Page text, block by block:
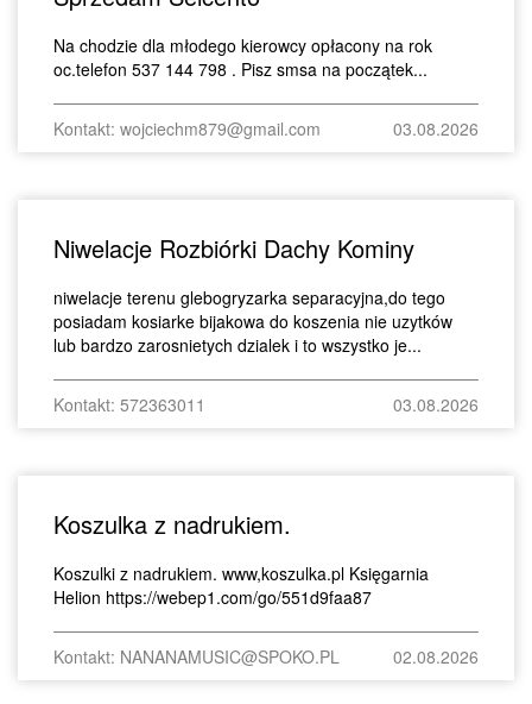
Na chodzie dla młodego kierowcy opłacony na rok
oc.telefon 537 144 798 . Pisz smsa na początek...
Kontakt: wojciechm879@gmail.com 03.08.2026
Niwelacje Rozbiórki Dachy Kominy
niwelacje terenu glebogryzarka separacyjna,do tego
posiadam kosiarke bijakowa do koszenia nie uzytków
lub bardzo zarosnietych dzialek i to wszystko je...
Kontakt: 572363011 03.08.2026
Koszulka z nadrukiem.
Koszulki z nadrukiem. www,koszulka.pl Księgarnia
Helion https://webep1.com/go/551d9faa87
Kontakt: NANANAMUSIC@SPOKO.PL 02.08.2026